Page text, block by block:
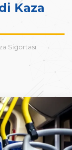
Kaza
Sigortası